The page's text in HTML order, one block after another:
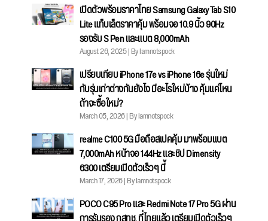
เปิดตัวพร้อมราคาไทย Samsung Galaxy Tab S10
Lite แท็บเล็ตราคาคุ้ม พร้อมจอ 10.9 นิ้ว 90Hz
รองรับ S Pen และแบต 8,000mAh
August 26, 2025 | By Iamnotspock
เปรียบเทียบ iPhone 17e vs iPhone 16e รุ่นใหม่
กับรุ่นเก่าต่างกันยังไง มีอะไรใหม่บ้าง คุ้มแค่ไหน
ถ้าจะซื้อใหม่?
March 05, 2026 | By Iamnotspock
realme C100 5G มือถือสเปคคุ้ม มาพร้อมแบต
7,000mAh หน้าจอ 144Hz และชิป Dimensity
6300 เตรียมเปิดตัวเร็วๆ นี้
March 17, 2026 | By Iamnotspock
POCO C95 Pro และ Redmi Note 17 Pro 5G ผ่าน